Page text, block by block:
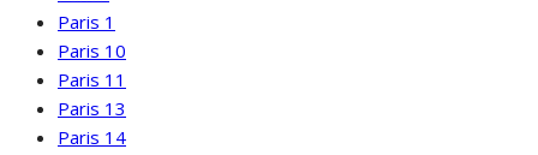
Paris 1
Paris 10
Paris 11
Paris 13
Paris 14